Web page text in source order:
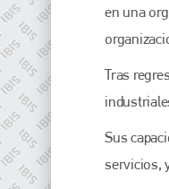
en una
Tras
Sus
servicios,